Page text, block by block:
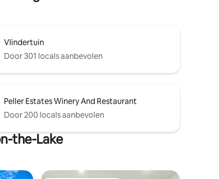
Vlindertuin
Door 301 locals aanbevolen
Peller Estates Winery And Restaurant
Door 200 locals aanbevolen
the-Lake